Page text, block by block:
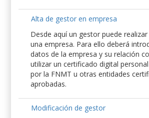
Alta de gestor en empresa
Desde aquí un gestor puede
una empresa. Para ello deberá
datos de la empresa y su relación
utilizar un certificado digital
por la FNMT u otras entidades
aprobadas.
Modificación de gestor